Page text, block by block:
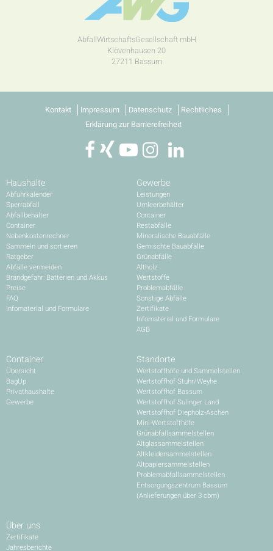
AbfallWirtschaftsGesellschaft mbH
Klövenhausen 20
27211 Bassum
Kontakt Impressum Datenschutz
Rechtliches
Erklärung zur Barrierefreiheit
Haushalte
Abfuhrkalender
Sperrabfall
Abfallbehälter
Container
Nebenkostenrechner
Sammeln und sortieren
Ratgeber
Abfälle vermeiden
Brandgefahr: Batterien und Akkus
Preise
FAQ
Infomaterial und Formulare
Gewerbe
Leistungen
Umleerbehälter
Container
Restabfälle
Mineralische Bauabfälle
Gemischte Bauabfälle
Grünabfälle
Altholz
Wertstoffe
Problemabfälle
Sonstige Abfälle
Zertifikate
Infomaterial und Formulare
AGB
Container
Übersicht
BagUp
Privathaushalte
Gewerbe
Standorte
Wertstoffhöfe und Sammelstellen
Wertstoffhof Stuhr/Weyhe
Wertstoffhof Bassum
Wertstoffhof Sulinger Land
Wertstoffhof Diepholz-Aschen
Mini-Wertstoffhöfe
Grünabfallsammelstellen
Altglassammelstellen
Altkleidersammelstellen
Altpapiersammelstellen
Problemabfallsammelstellen
Entsorgungszentrum Bassum
(Anlieferungen über 3 cbm)
Über uns
Zertifikate
Jahresberichte